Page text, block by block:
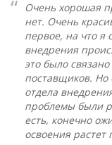
Очень хорошая
нет. Очень
первое, на что я
внедрения
это было
поставщиков. Но
отдела
проблемы были
есть, конечно
освоения